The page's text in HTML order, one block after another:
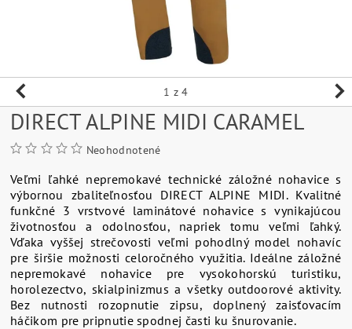
1 z 4
DIRECT ALPINE MIDI CARAMEL
Neohodnotené
Veľmi ľahké nepremokavé technické záložné nohavice s
výbornou zbaliteľnosťou DIRECT ALPINE MIDI. Kvalitné
funkčné 3 vrstvové laminátové nohavice s vynikajúcou
životnosťou a odolnosťou, napriek tomu veľmi ľahký.
Vďaka vyššej strečovosti veľmi pohodlný model nohavíc
pre širšie možnosti celoročného využitia. Ideálne záložné
nepremokavé nohavice pre vysokohorskú turistiku,
horolezectvo, skialpinizmus a všetky outdoorové aktivity.
Bez nutnosti rozopnutie zipsu, doplnený zaisťovacím
háčikom pre pripnutie spodnej časti ku šnurovanie.